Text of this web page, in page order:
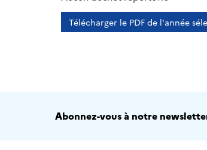
Télécharger le PDF de l'année
Abonnez-vous à notre